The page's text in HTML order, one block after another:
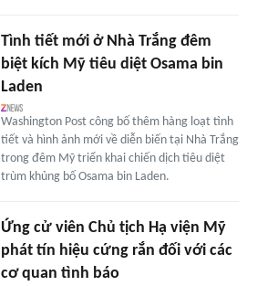
Tình tiết mới ở Nhà Trắng đêm
biệt kích Mỹ tiêu diệt Osama bin
Laden
Washington Post công bố thêm hàng loạt tình
tiết và hình ảnh mới về diễn biến tại Nhà Trắng
trong đêm Mỹ triển khai chiến dịch tiêu diệt
trùm khủng bố Osama bin Laden.
Ứng cử viên Chủ tịch Hạ viện Mỹ
phát tín hiệu cứng rắn đối với các
cơ quan tình báo